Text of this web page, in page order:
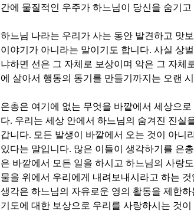
간에 물질적인 우주가 하느님이 당신을 숨기
하느님 나라는 우리가 사는 동안 발견하고 맛
이야기가 아니라는 말이기도 합니다. 사실 상
냐하면 선은 그 자체로 보상이며 악은 그 자체
에 살아서 행동의 동기를 만들기까지는 오랜
은총은 여기에 없는 무엇을 바깥에서 세상으
다. 우리는 세상 안에서 하느님의 숨겨진 진실
갑니다. 모든 발생이 바깥에서 오는 것이 아니
있다는 말입니다. 많은 이들이 생각하기를 은
은 바깥에서 모든 일을 하시고 하느님의 사랑
물을 위에서 우리에게 내려보내시라고 하는
생각은 하느님의 자유로운 영의 활동을 제한
기도에 대한 보상으로 우리를 사랑하시는 것